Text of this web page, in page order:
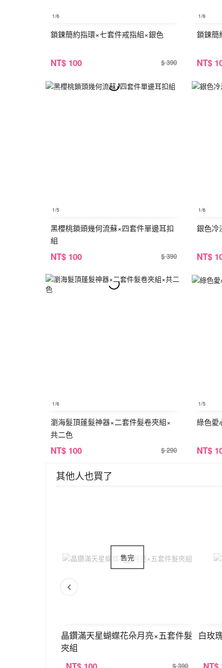
1/6
鎖鍊簡約指環×七套件戒指組×銀色
NT$ 100 $ 390
1/6
鎖鍊簡
NT$
1/5
黑櫻桃鎖頭幾何流蘇×四套件單邊耳扣
組
NT$ 100 $ 390
1/6
銀色冷
NT$
1/6
瀏海髮頂蓬髮神器×二套件髮卷夾組×
共二色
NT$ 100 $ 290
1/5
綠色愛
NT$
其他人也買了
晶鑽滿天星蝴蝶花朵月亮×五套件髮
夾組
$ 390
白玫